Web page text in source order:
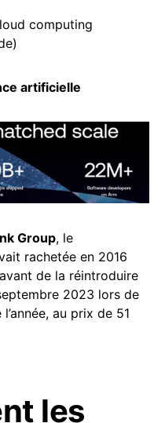
computing
artificielle
Group, le
rachetée en 2016
avant de la réintroduire
2023 lors de
au prix de 51
les